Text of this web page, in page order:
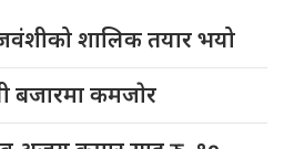
शालिक तयार भयो
बजारमा कमजाेर